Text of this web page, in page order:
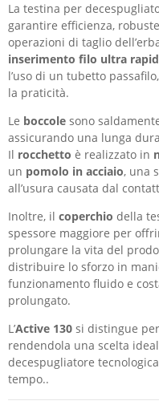
La testina per
garantire efficienza,
operazioni di taglio
inserimento filo ultra
l’uso di un tubetto
la praticità.
Le boccole sono
assicurando una lunga
Il rocchetto è realizzato in
un pomolo in acciaio, una
all’usura causata dal
Inoltre, il coperchio della
spessore maggiore per
prolungare la vita del
distribuire lo sforzo in
funzionamento fluido e
prolungato.
L’Active 130 si distingue
rendendola una scelta
decespugliatore
tempo..